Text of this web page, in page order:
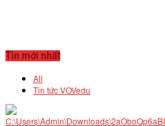
Tin mới nhất
All
Tin tức VOVedu